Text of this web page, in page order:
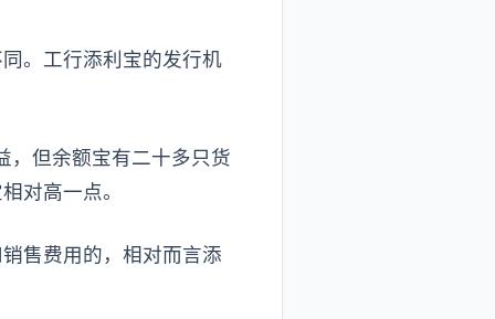
。工行添利宝的发行机
，但余额宝有二十多只货
对高一点。
售费用的，相对而言添